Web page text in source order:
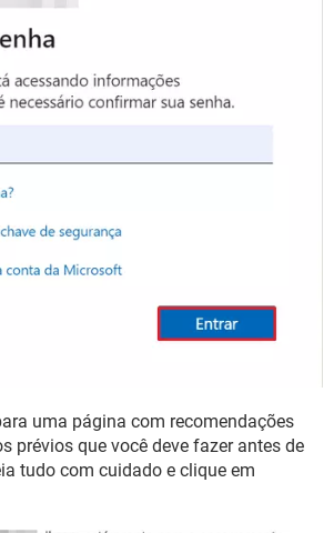
uma página com recomendações
prévios que você deve fazer antes de
tudo com cuidado e clique em